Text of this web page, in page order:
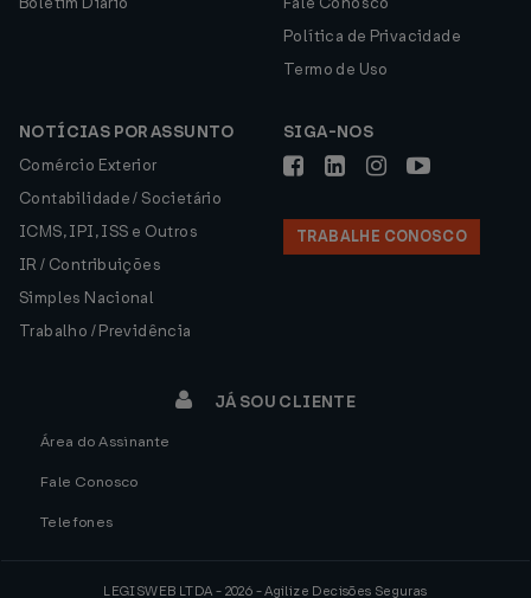
Política de Privacidade
Termo de Uso
NOTÍCIAS POR ASSUNTO
Comércio Exterior
Contabilidade / Societário
ICMS, IPI, ISS e Outros
IR / Contribuições
Simples Nacional
Trabalho / Previdência
SIGA-NOS
TRABALHE CONOSCO
JÁ SOU CLIENTE
Área do Assinante
Fale Conosco
Telefones
LEGISWEB LTDA - 2026 - Agilize Decisões Seguras